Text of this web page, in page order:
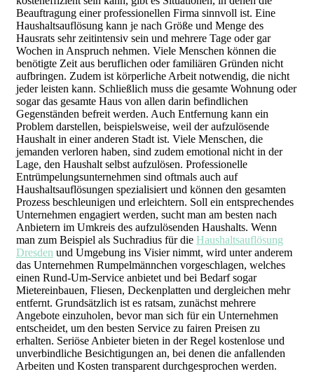
Beauftragung einer professionellen Firma sinnvoll ist. Eine
Haushaltsauflösung kann je nach Größe und Menge des
Hausrats sehr zeitintensiv sein und mehrere Tage oder gar
Wochen in Anspruch nehmen. Viele Menschen können die
benötigte Zeit aus beruflichen oder familiären Gründen nicht
aufbringen. Zudem ist körperliche Arbeit notwendig, die nicht
jeder leisten kann. Schließlich muss die gesamte Wohnung oder
sogar das gesamte Haus von allen darin befindlichen
Gegenständen befreit werden. Auch Entfernung kann ein
Problem darstellen, beispielsweise, weil der aufzulösende
Haushalt in einer anderen Stadt ist. Viele Menschen, die
jemanden verloren haben, sind zudem emotional nicht in der
Lage, den Haushalt selbst aufzulösen. Professionelle
Entrümpelungsunternehmen sind oftmals auch auf
Haushaltsauflösungen spezialisiert und können den gesamten
Prozess beschleunigen und erleichtern. Soll ein entsprechendes
Unternehmen engagiert werden, sucht man am besten nach
Anbietern im Umkreis des aufzulösenden Haushalts. Wenn
man zum Beispiel als Suchradius für die Haushaltsauflösung
Dresden und Umgebung ins Visier nimmt, wird unter anderem
das Unternehmen Rumpelmännchen vorgeschlagen, welches
einen Rund-Um-Service anbietet und bei Bedarf sogar
Mietereinbauen, Fliesen, Deckenplatten und dergleichen mehr
entfernt. Grundsätzlich ist es ratsam, zunächst mehrere
Angebote einzuholen, bevor man sich für ein Unternehmen
entscheidet, um den besten Service zu fairen Preisen zu
erhalten. Seriöse Anbieter bieten in der Regel kostenlose und
unverbindliche Besichtigungen an, bei denen die anfallenden
Arbeiten und Kosten transparent durchgesprochen werden.